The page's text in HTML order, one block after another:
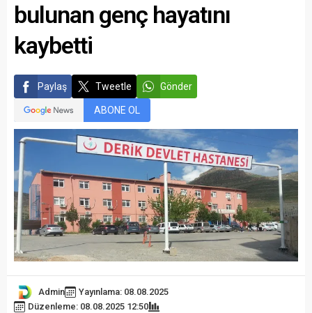
bulunan genç hayatını
kaybetti
Paylaş Tweetle Gönder
ABONE OL
Admin
Yayınlama: 08.08.2025
Düzenleme: 08.08.2025 12:50